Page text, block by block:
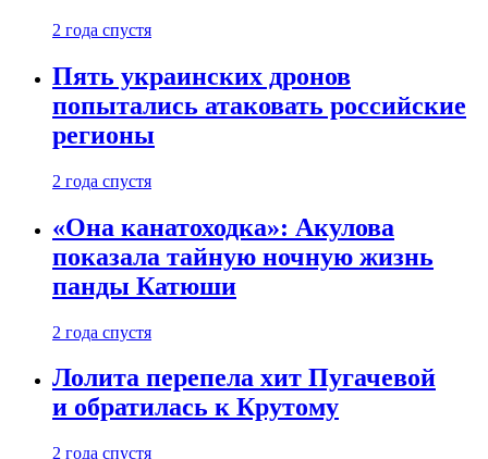
2 года спустя
Пять украинских дронов
попытались атаковать российские
регионы
2 года спустя
«Она канатоходка»: Акулова
показала тайную ночную жизнь
панды Катюши
2 года спустя
Лолита перепела хит Пугачевой
и обратилась к Крутому
2 года спустя